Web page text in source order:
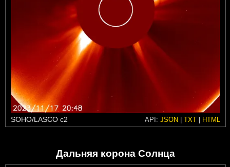
SOHO/LASCO c2 API: JSON | TXT | HTML
Дальняя корона Солнца